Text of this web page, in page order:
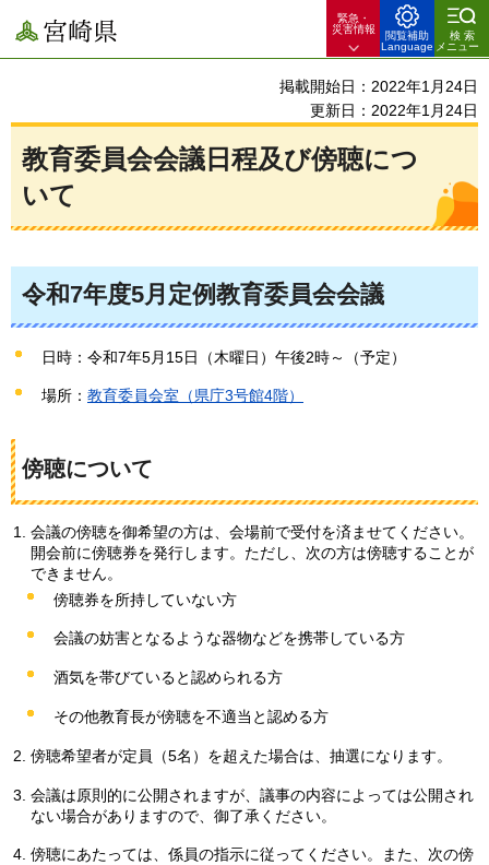
宮崎県
緊急・
災害情報
閲覧補助
Language
検索
メニュー
掲載開始日：2022年1月24日
更新日：2022年1月24日
教育委員会会議日程及び傍聴につ
いて
令和7年度5月定例教育委員会会議
日時：令和7年5月15日（木曜日）午後2時～（予定）
場所： 教育委員会室（県庁3号館4階）
傍聴について
会議の傍聴を御希望の方は、会場前で受付を済ませてください。
開会前に傍聴券を発行します。ただし、次の方は傍聴することが
できません。
傍聴券を所持していない方
会議の妨害となるような器物などを携帯している方
酒気を帯びていると認められる方
その他教育長が傍聴を不適当と認める方
傍聴希望者が定員（5名）を超えた場合は、抽選になります。
会議は原則的に公開されますが、議事の内容によっては公開され
ない場合がありますので、御了承ください。
傍聴にあたっては、係員の指示に従ってください。また、次の傍